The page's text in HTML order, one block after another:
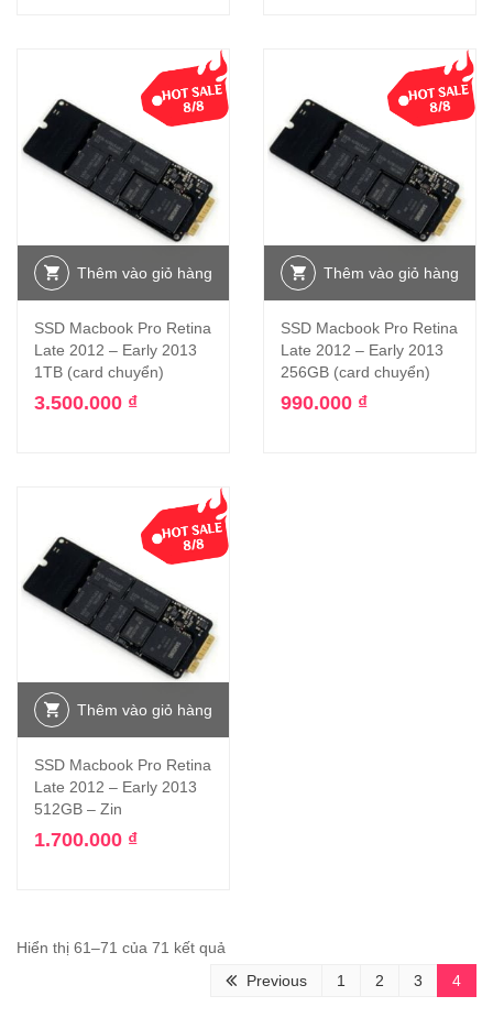
Thêm vào giỏ hàng
SSD Macbook Pro Retina
Late 2012 – Early 2013
1TB (card chuyển)
3.500.000 ₫
Thêm vào giỏ hàng
SSD Macbook Pro Retina
Late 2012 – Early 2013
256GB (card chuyển)
990.000 ₫
Thêm vào giỏ hàng
SSD Macbook Pro Retina
Late 2012 – Early 2013
512GB – Zin
1.700.000 ₫
Hiển thị 61–71 của 71 kết quả
Previous
1 2 3 4